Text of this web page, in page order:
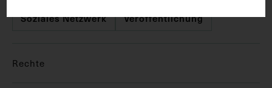
Soziales Netzwerk
Veröffentlichung
Rechte